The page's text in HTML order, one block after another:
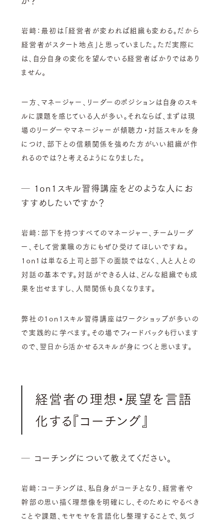
岩﨑：最初は「経営者が変われば組織も変わる。だから
経営者がスタート地点」と思っていました。ただ実際に
は、自分自身の変化を望んでいる経営者ばかりではあり
ません。
一方、マネージャー、リーダーのポジションは自身のスキ
ルに課題を感じている人が多い。それならば、まずは現
場のリーダーやマネージャーが傾聴力・対話スキルを身
につけ、部下との信頼関係を強めた方がいい組織が作
れるのでは？と考えるようになりました。
─ 1on1スキル習得講座をどのような人にお
すすめしたいですか？
岩﨑：部下を持つすべてのマネージャー、チームリーダ
ー、そして営業職の方にもぜひ受けてほしいですね。
1on1は単なる上司と部下の面談ではなく、人と人との
対話の基本です。対話ができる人は、どんな組織でも成
果を出せますし、人間関係も良くなります。
弊社の1on1スキル習得講座はワークショップが多いの
で実践的に学べます。その場でフィードバックも行います
ので、翌日から活かせるスキルが身につくと思います。
経営者の理想・展望を言語
化する『コーチング』
─ コーチングについて教えてください。
岩﨑：コーチングは、私自身がコーチとなり、経営者や
幹部の思い描く理想像を明確にし、そのためにやるべき
ことや課題、モヤモヤを言語化し整理することで、気づ